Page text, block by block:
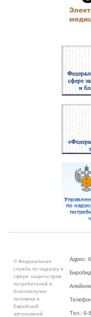
© Федеральная
служба по надзору в
сфере защиты прав
потребителей и
благополучия
человека в
Еврейской
автономной
Адрес:
Tел.: 6-